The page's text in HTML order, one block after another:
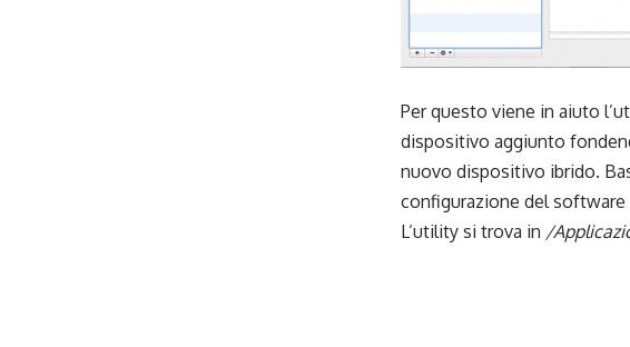
Per questo viene in aiuto
dispositivo aggiunto
nuovo dispositivo ibrido.
configurazione del
L’utility si trova in /